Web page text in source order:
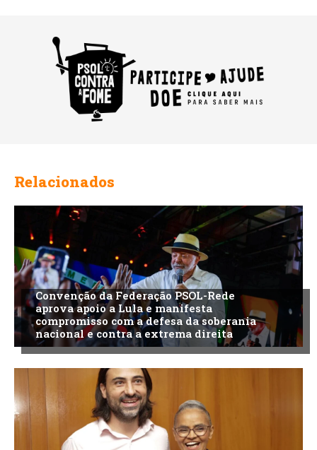
Relacionados
Convenção da Federação PSOL-Rede
aprova apoio a Lula e manifesta
compromisso com a defesa da soberania
nacional e contra a extrema direita